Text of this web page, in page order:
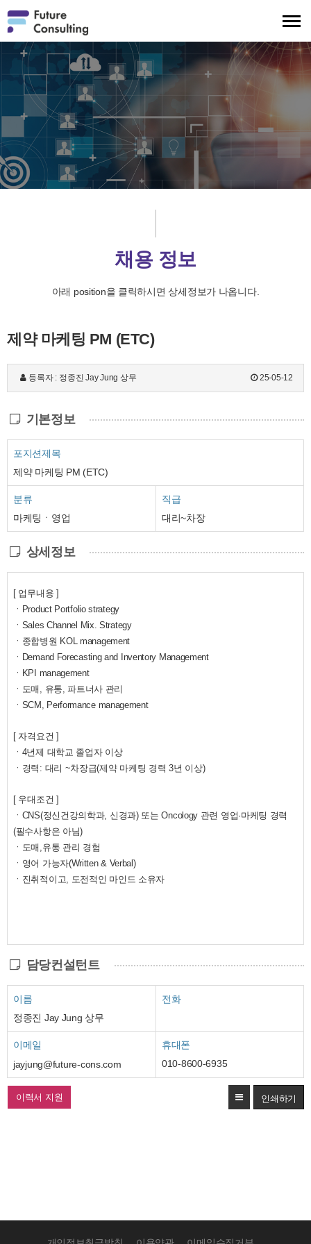
메
보
기
채용 정보
아래 position을 클릭하시면 상세정보가 나옵니다.
제약 마케팅 PM (ETC)
등록자 : 정종진 Jay Jung 상무 25-05-12
기본정보
포지션제목
제약 마케팅 PM (ETC)
분류
마케팅ㆍ영업
직급
대리~차장
상세정보
[ 업무내용 ]
ㆍ Product Portfolio strategy
ㆍSales Channel Mix. Strategy
ㆍ 종합병원 KOL management
ㆍ Demand Forecasting and Inventory Management
ㆍ KPI management
ㆍ도매, 유통, 파트너사 관리
ㆍSCM, Performance management
[ 자격요건 ]
ㆍ 4년제 대학교 졸업자 이상
ㆍ경력: 대리 ~차장급(제약 마케팅 경력 3년 이상)
[ 우대조건 ]
ㆍ CNS(정신건강의학과, 신경과) 또는 Oncology 관련 영업·마케팅 경력
(필수사항은 아님)
ㆍ도매,유통 관리 경험
ㆍ 영어 가능자(Written & Verbal)
ㆍ 진취적이고, 도전적인 마인드 소유자
담당컨설턴트
이름
정종진 Jay Jung 상무
전화
이메일
jayjung@future-cons.com
휴대폰
010-8600-6935
이력서 지원